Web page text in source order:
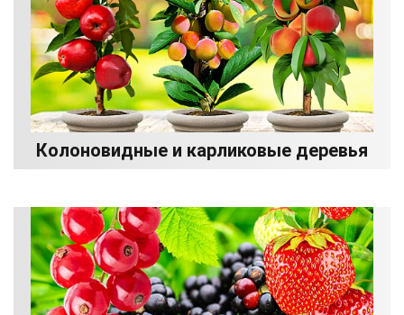
Колоновидные и карликовые деревья